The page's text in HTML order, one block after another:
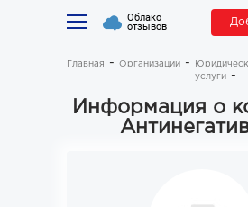
Облако
отзывов
Главная Организации
услуги
Информация о